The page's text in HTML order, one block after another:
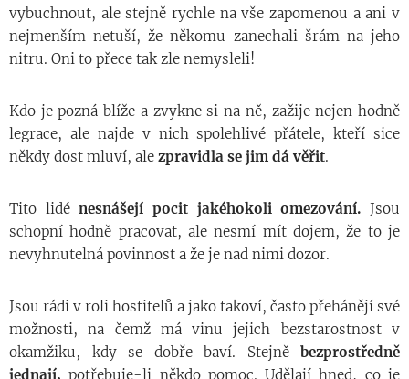
vybuchnout, ale stejně rychle na vše zapomenou a ani v
nejmenším netuší, že někomu zanechali šrám na jeho
nitru. Oni to přece tak zle nemysleli!
Kdo je pozná blíže a zvykne si na ně, zažije nejen hodně
legrace, ale najde v nich spolehlivé přátele, kteří sice
někdy dost mluví, ale zpravidla se jim dá věřit.
Tito lidénesnášejí pocit jakéhokoli omezování. Jsou
schopní hodně pracovat, ale nesmí mít dojem, že to je
nevyhnutelná povinnost a že je nad nimi dozor.
Jsou rádi v roli hostitelů a jako takoví, často přehánějí své
možnosti, na čemž má vinu jejich bezstarostnost v
okamžiku, kdy se dobře baví. Stejně bezprostředně
jednají, potřebuje-li někdo pomoc. Udělají hned, co je